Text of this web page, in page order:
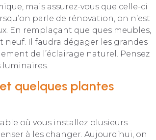
mais assurez-vous que celle-ci
parle de rénovation, on n’est
En remplaçant quelques meubles,
neuf. Il faudra dégager les grandes
de l’éclairage naturel. Pensez
luminaires.
quelques plantes
où vous installez plusieurs
à les changer. Aujourd’hui, on